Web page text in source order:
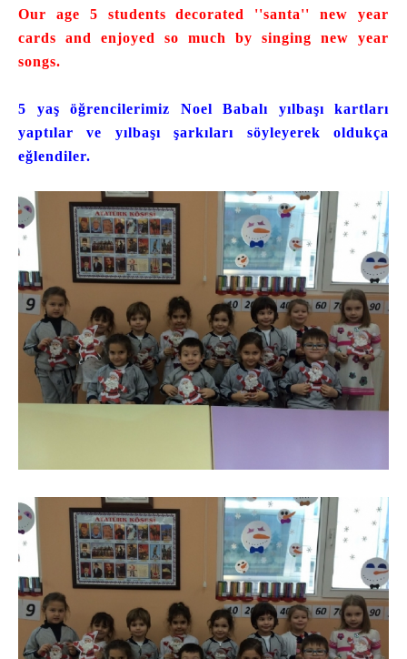
Our age 5 students decorated ''santa'' new year
cards and enjoyed so much by singing new year
songs.
5 yaş öğrencilerimiz Noel Babalı yılbaşı kartları
yaptılar ve yılbaşı şarkıları söyleyerek oldukça
eğlendiler.